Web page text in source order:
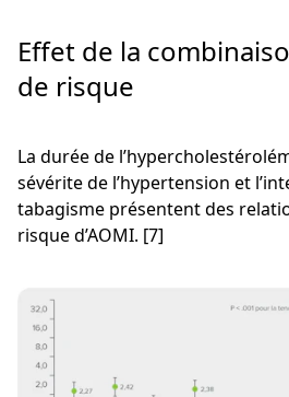
Effet de la
de risque
La durée de
sévérite de l’hypertension et
tabagisme présentent des
risque d’AOMI. [7]